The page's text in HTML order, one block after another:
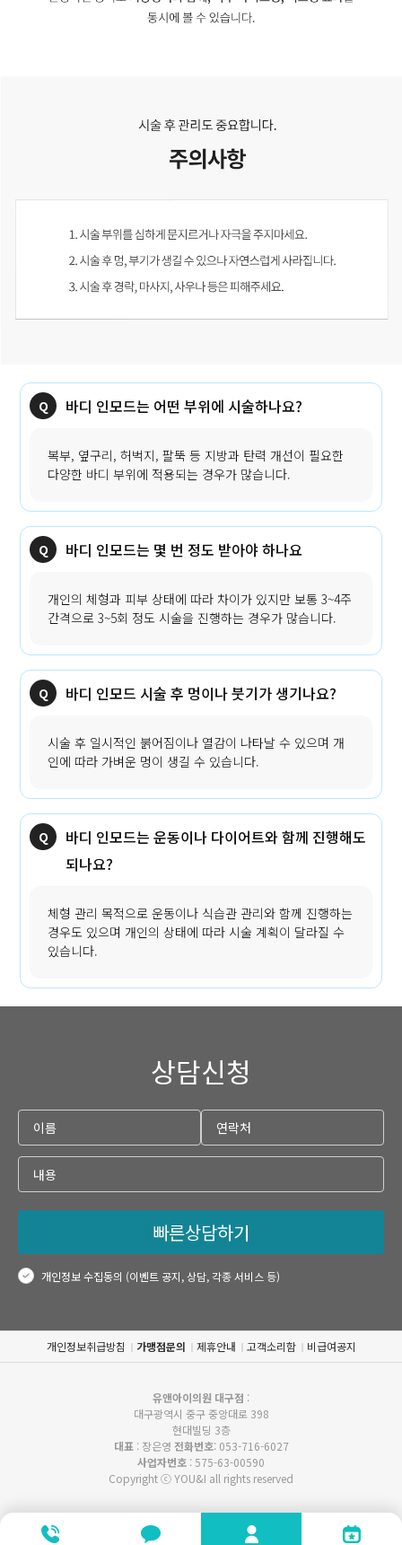
바디 인모드는 어떤 부위에 시술하나요?
복부, 옆구리, 허벅지, 팔뚝 등 지방과 탄력 개선이 필요한
다양한 바디 부위에 적용되는 경우가 많습니다.
바디 인모드는 몇 번 정도 받아야 하나요
개인의 체형과 피부 상태에 따라 차이가 있지만 보통 3~4주
간격으로 3~5회 정도 시술을 진행하는 경우가 많습니다.
바디 인모드 시술 후 멍이나 붓기가 생기나요?
시술 후 일시적인 붉어짐이나 열감이 나타날 수 있으며 개
인에 따라 가벼운 멍이 생길 수 있습니다.
바디 인모드는 운동이나 다이어트와 함께 진행해도
되나요?
체형 관리 목적으로 운동이나 식습관 관리와 함께 진행하는
경우도 있으며 개인의 상태에 따라 시술 계획이 달라질 수
있습니다.
상담신청
빠른상담하기
개인정보 수집동의 (이벤트 공지, 상담, 각종 서비스 등)
개인정보취급방침 가맹점문의 제휴안내 고객소리함 비급여공지
유앤아이의원 대구점 :
대구광역시 중구 중앙대로 398
현대빌딩 3층
대표: 장은영 전화번호: 053-716-6027
사업자번호 : 575-63-00590
Copyright ⓒ YOU&I all rights reserved